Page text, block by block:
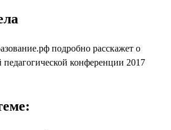
подробно расскажет о
педагогической конференции 2017